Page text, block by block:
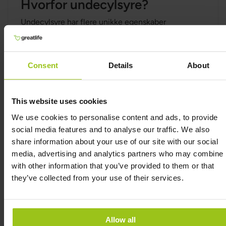
Consent Details About
This website uses cookies
We use cookies to personalise content and ads, to provide
social media features and to analyse our traffic. We also
share information about your use of our site with our social
media, advertising and analytics partners who may combine
with other information that you’ve provided to them or that
they’ve collected from your use of their services.
Allow all
Hvorfor undecylsyre?
Undecylsyre har flere unikke egenskaber
sammenlignet med mange andre kosttilskud, der
Støtte ved candida og
Undecylsyre anvendes traditionelt til at modvirke
overvækst af gærsvamp, såsom Candida.
Den kan bidrage til et mere balanceret mikrobielt
miljø i mave-tarm-kanalen.
Selektiv virkning i mave-tarm-kanalen
Undecylsyre virker primært lokalt i tarmen uden